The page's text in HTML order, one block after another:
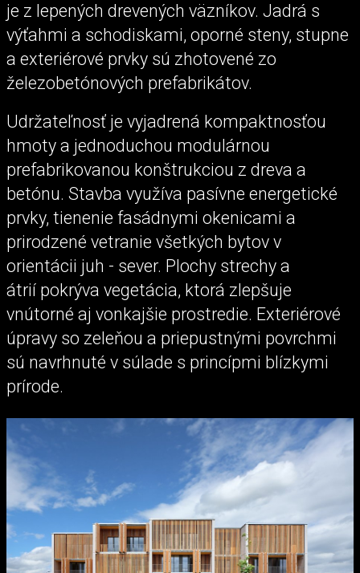
je z lepených drevených väzníkov. Jadrá s
výťahmi a schodiskami, oporné steny, stupne
a exteriérové prvky sú zhotovené zo
železobetónových prefabrikátov.
Udržateľnosť je vyjadrená kompaktnosťou
hmoty a jednoduchou modulárnou
prefabrikovanou konštrukciou z dreva a
betónu. Stavba využíva pasívne energetické
prvky, tienenie fasádnymi okenicami a
prirodzené vetranie všetkých bytov v
orientácii juh - sever. Plochy strechy a
átrií pokrýva vegetácia, ktorá zlepšuje
vnútorné aj vonkajšie prostredie. Exteriérové
úpravy so zeleňou a priepustnými povrchmi
sú navrhnuté v súlade s princípmi blízkymi
prírode.